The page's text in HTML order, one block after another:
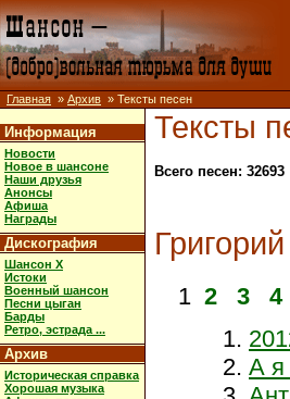
Главная » Архив » Тексты песен
Информация
Новости
Новое в шансоне
Наши друзья
Анонсы
Афиша
Награды
Дискография
Шансон X
Истоки
Военный шансон
Песни цыган
Барды
Ретро, эстрада ...
Архив
Историческая справка
Хорошая музыка
Тексты
Всего песен: 32693
1 2 3 4
А я